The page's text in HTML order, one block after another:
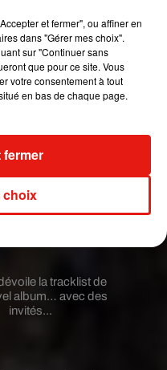
par Marjorie
géant fait son retour
et en pleine...
la tracklist de
album… avec des
invités...
et fermer", ou affiner en
dans "Gérer mes choix".
sur "Continuer sans
que pour ce site. Vous
votre consentement à tout
en bas de chaque page.
choix
fermer